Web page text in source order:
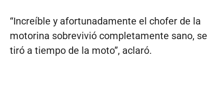
“Increíble y afortunadamente el chofer de la
motorina sobrevivió completamente sano, se
tiró a tiempo de la moto”, aclaró.